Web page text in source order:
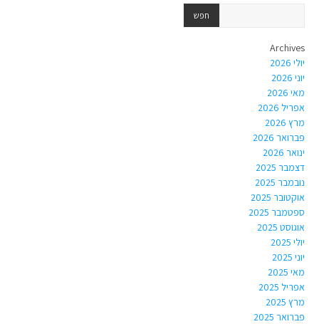
Archives
יולי 2026
יוני 2026
מאי 2026
אפריל 2026
מרץ 2026
פברואר 2026
ינואר 2026
דצמבר 2025
נובמבר 2025
אוקטובר 2025
ספטמבר 2025
אוגוסט 2025
יולי 2025
יוני 2025
מאי 2025
אפריל 2025
מרץ 2025
פברואר 2025